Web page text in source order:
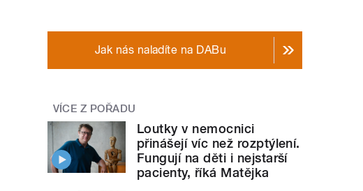
Jak nás naladíte na DABu
VÍCE Z POŘADU
Loutky v nemocnici
přinášejí víc než rozptýlení.
Fungují na děti i nejstarší
pacienty, říká Matějka